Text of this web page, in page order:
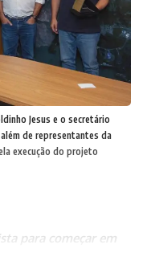
Jesus e o secretário
de representantes da
execução do projeto
para começar em